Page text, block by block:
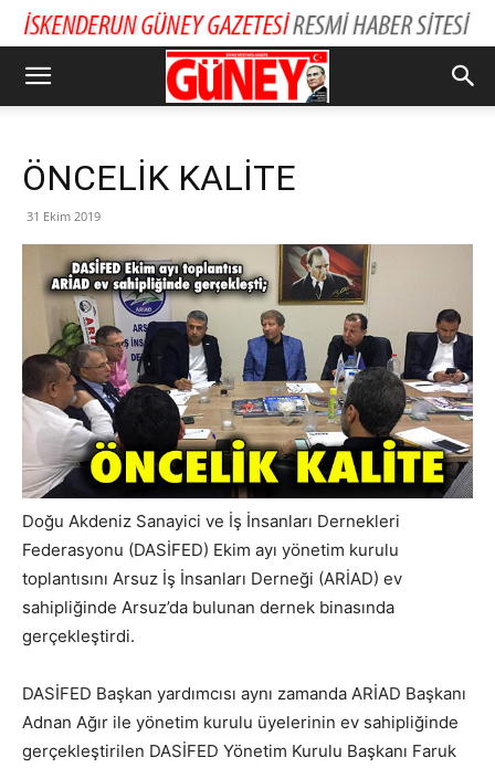
ÖNCELİK KALİTE
31 Ekim 2019
Doğu Akdeniz Sanayici ve İş İnsanları Dernekleri
Federasyonu (DASİFED) Ekim ayı yönetim kurulu
toplantısını Arsuz İş İnsanları Derneği (ARİAD) ev
sahipliğinde Arsuz’da bulunan dernek binasında
gerçekleştirdi.
DASİFED Başkan yardımcısı aynı zamanda ARİAD Başkanı
Adnan Ağır ile yönetim kurulu üyelerinin ev sahipliğinde
gerçekleştirilen DASİFED Yönetim Kurulu Başkanı Faruk